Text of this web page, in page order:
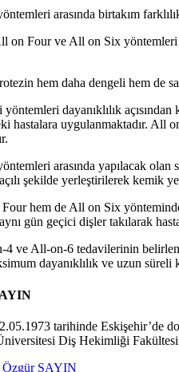
arasında birtakım
on Four ve All on Six
hem daha dengeli hem de
dayanıklılık
hastalara uygulanmaktadır. All
arasında yapılacak
şekilde yerleştirilerek kemik
hem de All on Six
gün geçici dişler takılarak
ve All-on-6 tedavilerinin
dayanıklılık ve uzun
tarihinde Eskişehir’de
Diş Hekimliği
Özgür SAYIN